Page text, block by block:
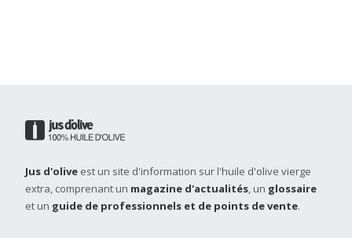
Jus d'olive est un site d'information sur l'huile d'olive vierge
extra, comprenant un magazine d'actualités , un glossaire
et un guide de professionnels et de points de vente.